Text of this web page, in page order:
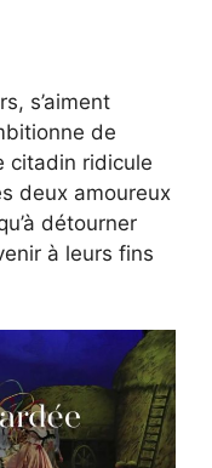
s’aiment
de
citadin ridicule
deux amoureux
détourner
à leurs fins